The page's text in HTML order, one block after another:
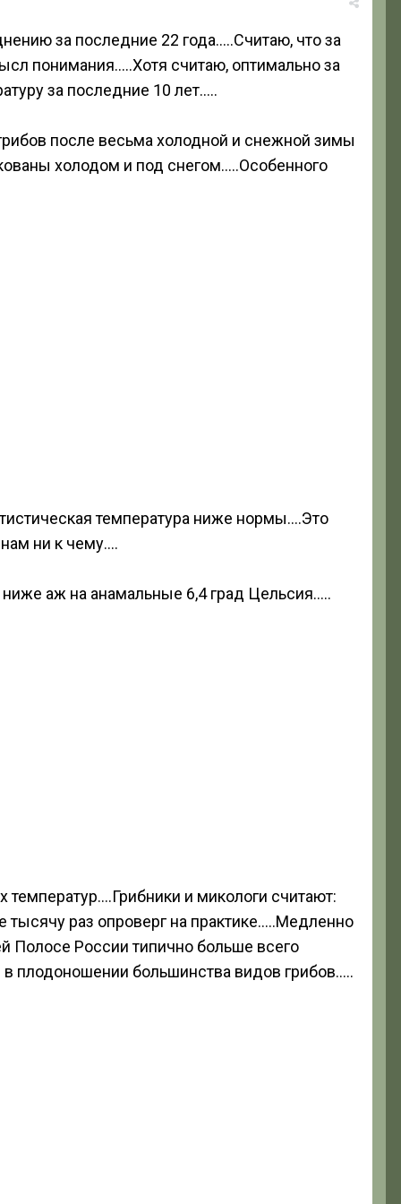
за последние 22 года…..Считаю, что за
понимания…..Хотя считаю, оптимально за
за последние 10 лет…..
после весьма холодной и снежной зимы
холодом и под снегом…..Особенного
температура ниже нормы….Это
ни к чему….
аж на анамальные 6,4 град Цельсия…..
и микологи считают:
раз опроверг на практике…..Медленно
Полосе России типично больше всего
в плодоношении большинства видов грибов…..